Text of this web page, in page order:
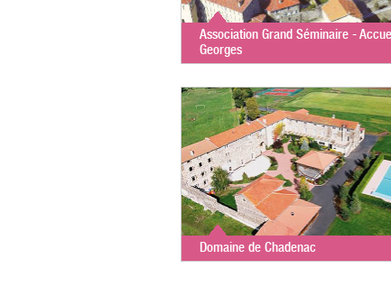
Association Grand Séminaire -
Georges
Domaine de Chadenac